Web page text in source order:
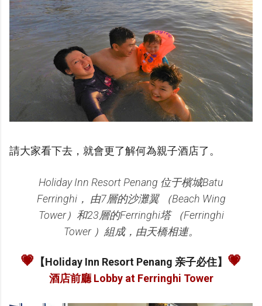
請大家看下去，就會更了解何為親子酒店了。
Holiday Inn Resort Penang 位于檳城Batu
Ferringhi， 由7層的沙灘翼 （Beach Wing
Tower）和23層的Ferringhi塔 （Ferringhi
Tower ）組成，由天橋相連。
💗 【Holiday Inn Resort Penang 亲子必住】 💗
酒店前廳 Lobby at Ferringhi Tower